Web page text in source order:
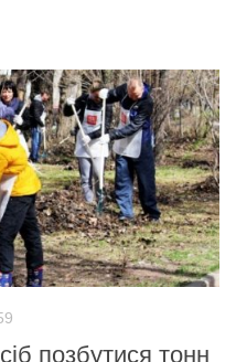
позбутися тонн